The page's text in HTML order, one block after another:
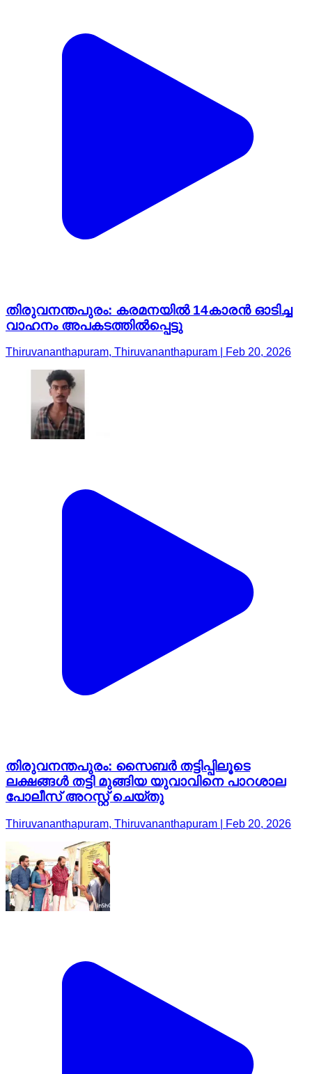
തിരുവനന്തപുരം: കരമനയില്‍ 14കാരൻ ഓടിച്ച
വാഹനം അപകടത്തില്‍പ്പെട്ടു
Thiruvananthapuram, Thiruvananthapuram | Feb 20, 2026
തിരുവനന്തപുരം: സൈബർ തട്ടിപ്പിലൂടെ
ലക്ഷങ്ങൾ തട്ടി മുങ്ങിയ യുവാവിനെ പാറശാല
പോലീസ് അറസ്റ്റ് ചെയ്തു
Thiruvananthapuram, Thiruvananthapuram | Feb 20, 2026